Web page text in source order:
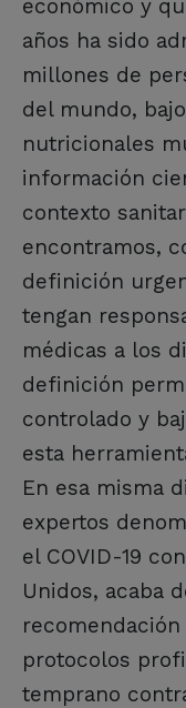
económico y
años ha sido
millones de
del mundo,
nutricionales
información
contexto
encontramos,
definición
tengan
médicas a los
definición
controlado y
esta
En esa misma
expertos
el COVID-19
Unidos, acaba
protocolos
temprano